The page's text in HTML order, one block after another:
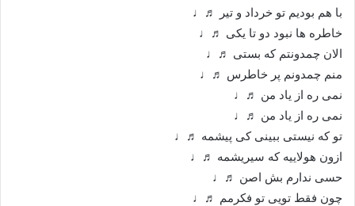
با هم بودیم تو خرداد و تیر ♬♩
خاطره ها نبود دو تا یکی ♬♩
الان چمدونتم که بستی ♬♩
منم چمدونم پر خاطرس ♬♩
نمی ره از یاد من ♬♩
نمی ره از یاد من ♬♩
تو که نیستی ببینی کی پیشمه ♬♩
ازون هولاییه که سیریشمه ♬♩
حسی ندارم بش اصن ♬♩
چون فقط تویی تو فکرمم ♬♩